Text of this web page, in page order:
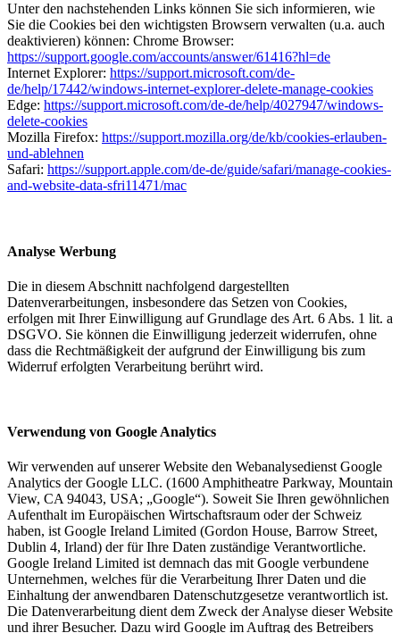
Unter den nachstehenden Links können Sie sich informieren, wie
Sie die Cookies bei den wichtigsten Browsern verwalten (u.a. auch
deaktivieren) können: Chrome Browser:
https://support.google.com/accounts/answer/61416?hl=de
Internet Explorer: https://support.microsoft.com/de-
de/help/17442/windows-internet-explorer-delete-manage-cookies
Edge: https://support.microsoft.com/de-de/help/4027947/windows-
delete-cookies
Mozilla Firefox: https://support.mozilla.org/de/kb/cookies-erlauben-
und-ablehnen
Safari: https://support.apple.com/de-de/guide/safari/manage-cookies-
and-website-data-sfri11471/mac
Analyse Werbung
Die in diesem Abschnitt nachfolgend dargestellten
Datenverarbeitungen, insbesondere das Setzen von Cookies,
erfolgen mit Ihrer Einwilligung auf Grundlage des Art. 6 Abs. 1 lit. a
DSGVO. Sie können die Einwilligung jederzeit widerrufen, ohne
dass die Rechtmäßigkeit der aufgrund der Einwilligung bis zum
Widerruf erfolgten Verarbeitung berührt wird.
Verwendung von Google Analytics
Wir verwenden auf unserer Website den Webanalysedienst Google
Analytics der Google LLC. (1600 Amphitheatre Parkway, Mountain
View, CA 94043, USA; „Google“). Soweit Sie Ihren gewöhnlichen
Aufenthalt im Europäischen Wirtschaftsraum oder der Schweiz
haben, ist Google Ireland Limited (Gordon House, Barrow Street,
Dublin 4, Irland) der für Ihre Daten zuständige Verantwortliche.
Google Ireland Limited ist demnach das mit Google verbundene
Unternehmen, welches für die Verarbeitung Ihrer Daten und die
Einhaltung der anwendbaren Datenschutzgesetze verantwortlich ist.
Die Datenverarbeitung dient dem Zweck der Analyse dieser Website
und ihrer Besucher. Dazu wird Google im Auftrag des Betreibers